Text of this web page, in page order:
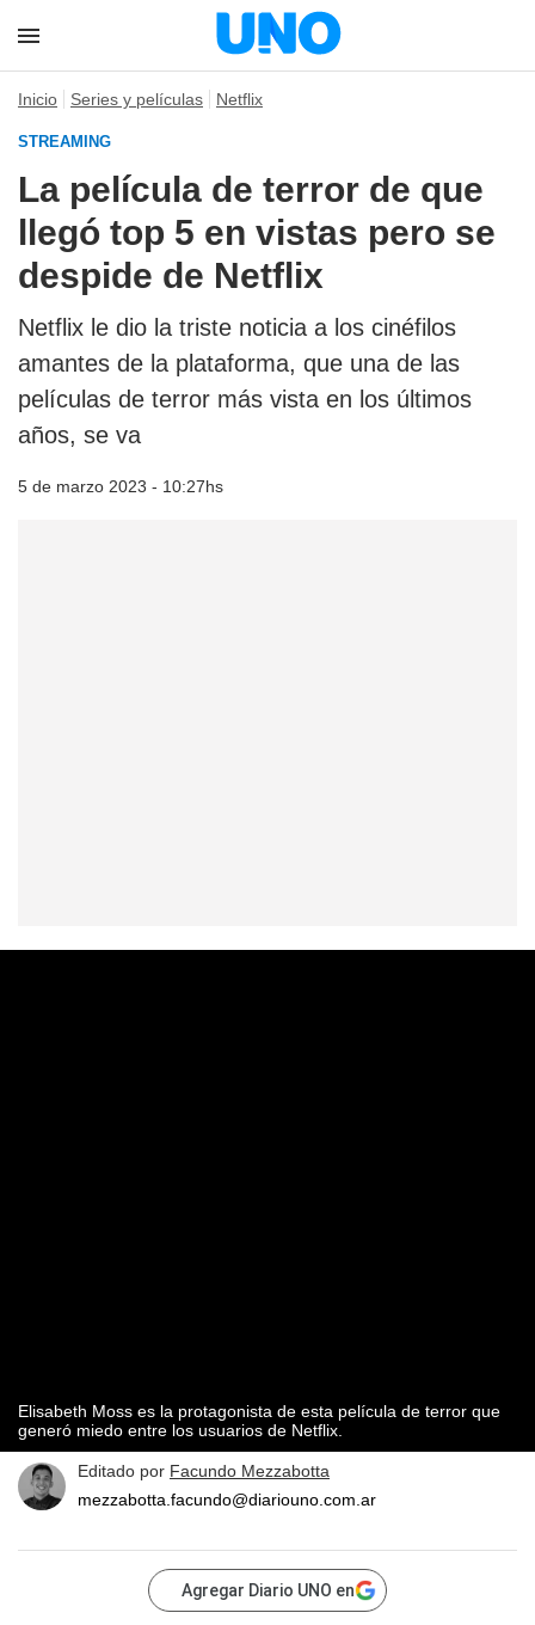
Inicio Series y películas Netflix
STREAMING
La película de terror de que
llegó top 5 en vistas pero se
despide de Netflix
Netflix le dio la triste noticia a los cinéfilos
amantes de la plataforma, que una de las
películas de terror más vista en los últimos
años, se va
5 de marzo 2023 - 10:27hs
Elisabeth Moss es la protagonista de esta película de terror que
generó miedo entre los usuarios de Netflix.
Editado por Facundo Mezzabotta
mezzabotta.facundo@diariouno.com.ar
Agregar Diario UNO en